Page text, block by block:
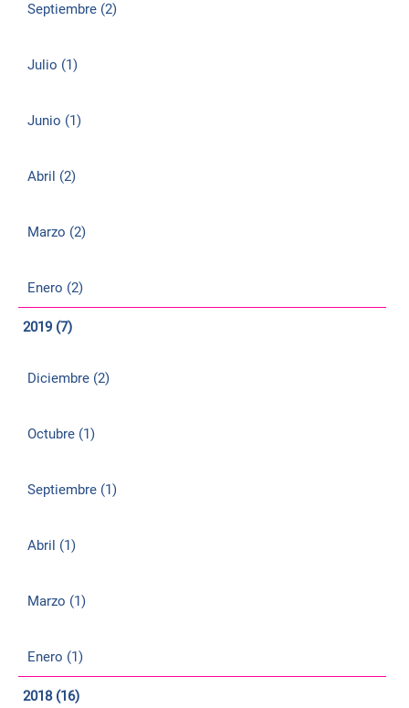
Septiembre (2)
Julio (1)
Junio (1)
Abril (2)
Marzo (2)
Enero (2)
2019 (7)
Diciembre (2)
Octubre (1)
Septiembre (1)
Abril (1)
Marzo (1)
Enero (1)
2018 (16)